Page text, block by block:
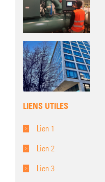
LIENS UTILES
Lien 1
Lien 2
Lien 3